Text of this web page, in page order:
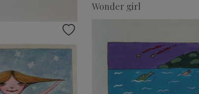
Wonder girl